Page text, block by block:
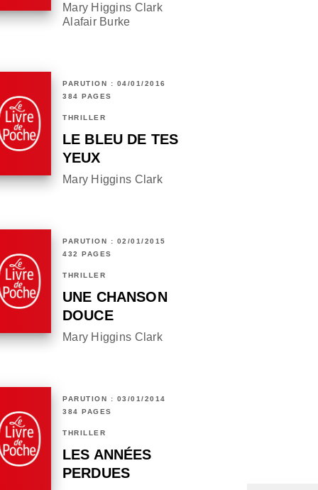
Mary Higgins Clark
Alafair Burke
PARUTION : 04/01/2016
384 PAGES
THRILLER
LE BLEU DE TES
YEUX
Mary Higgins Clark
PARUTION : 02/01/2015
432 PAGES
THRILLER
UNE CHANSON
DOUCE
Mary Higgins Clark
PARUTION : 03/01/2014
384 PAGES
THRILLER
LES ANNÉES
PERDUES